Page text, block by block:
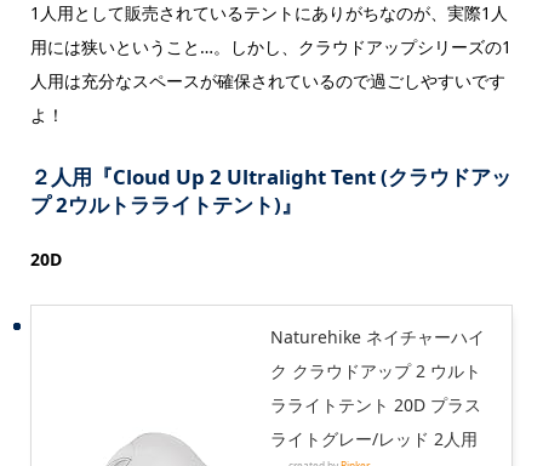
1人用として販売されているテントにありがちなのが、実際1人
用には狭いということ…。しかし、クラウドアップシリーズの1
人用は充分なスペースが確保されているので過ごしやすいです
よ！
２人用『Cloud Up 2 Ultralight Tent (クラウドアッ
プ 2ウルトラライトテント)』
20D
Naturehike ネイチャーハイ
ク クラウドアップ 2 ウルト
ラライトテント 20D プラス
ライトグレー/レッド 2人用